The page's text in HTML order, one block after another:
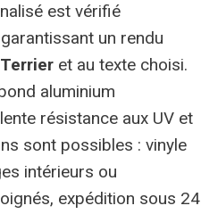
est vérifié
un rendu
et au texte choisi.
aluminium
résistance aux UV et
sont possibles : vinyle
intérieurs ou
expédition sous 24